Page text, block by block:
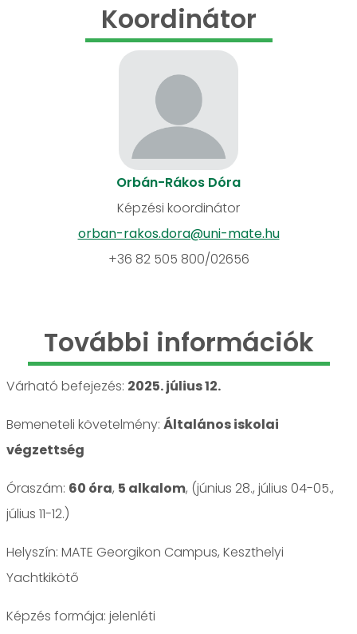
Koordinátor
Orbán-Rákos Dóra
Képzési koordinátor
orban-rakos.dora@uni-mate.hu
+36 82 505 800/02656
További információk
Várható befejezés: 2025. július 12.
Bemeneteli követelmény: Általános iskolai
végzettség
Óraszám: 60 óra, 5 alkalom, (június 28., július 04-05.,
július 11-12.)
Helyszín: MATE Georgikon Campus, Keszthelyi
Yachtkikötő
jelenléti